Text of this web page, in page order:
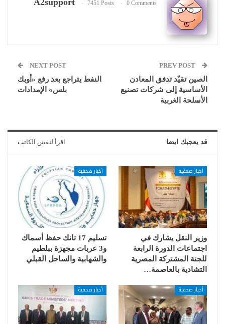
7451 Posts 0 Comments
الصين تقيّد تدفق المعادن
الأساسية إلى شركات تصنيع
الأسلحة الغربية
NEXT POST
النفط يتراجع بعد رفع «أوبك
بلس» الإمدادات
قد يعجبك ايضا اقرأ لنفس الكاتب
أخبار صحفية
وزير النقل يشارك في
اجتماعات الدورة الرابعة
للجنة المشتركة المصرية
التشادية بالعاصمة…
أخبار صحفية
تسليم 17 تانك حفظ أسماك
و3 عربات مجهزة ببلطيم
والشهابية والساحل القبلي
أخبار صحفية أخبار صحفية